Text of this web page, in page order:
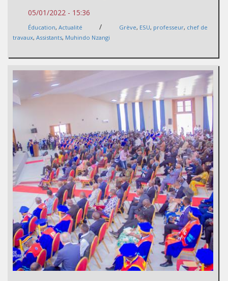
05/01/2022 - 15:36
Éducation, Actualité / Grève, ESU, professeur, chef de
travaux, Assistants, Muhindo Nzangi